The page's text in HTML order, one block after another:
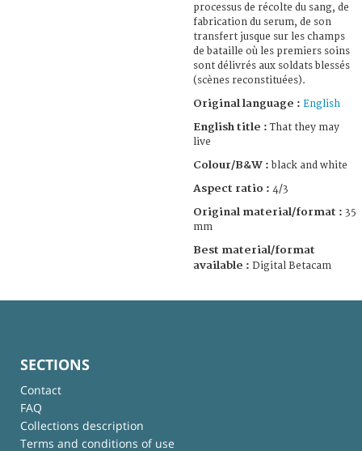
processus de récolte du sang, de
fabrication du serum, de son
transfert jusque sur les champs
de bataille où les premiers soins
sont délivrés aux soldats blessés
(scènes reconstituées).
Original language : English
English title : That they may
live
Colour/B&W : black and white
Aspect ratio : 4/3
Original material/format : 35
mm
Best material/format
available : Digital Betacam
SECTIONS
Contact
FAQ
Collections description
Terms and conditions of use